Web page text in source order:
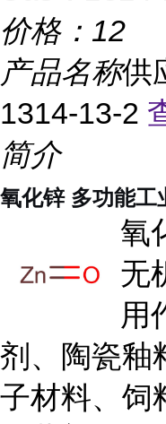
价格： 12
产品名称供
1314-13-2
简介
氧化锌 多功能工
氧
无
用
剂、陶瓷釉
子材料、饲